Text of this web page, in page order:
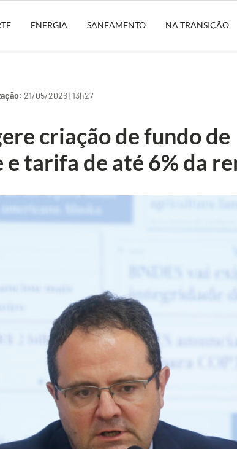
ENERGIA SANEAMENTO NA TRANSIÇÃO
21/05/2026 | 13h27
criação de fundo de
tarifa de até 6% da